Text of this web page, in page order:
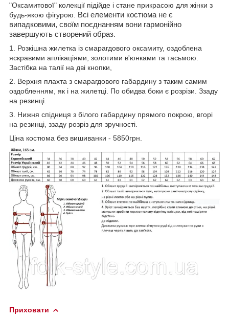
"Оксамитової" колекції підійде і стане прикрасою для жінки з
будь-якою фігурою.
Всі елементи костюма не є
випадковими, своїм поєднанням вони гармонійно
завершують створений образ.
1. Розкішна жилетка із смарагдового оксамиту, оздоблена
яскравими аплікаціями, золотими в'юнками та тасьмою.
Застібка на талії на дві кнопки,
2. Верхня плахта з смарагдового габардину з таким самим
оздобленням, як і на жилетці. По обидва боки є розрізи. Ззаду
на резинці.
3. Нижня спідниця з білого габардину прямого покрою, вгорі
на резинці, ззаду розріз для зручності.
Ціна костюма без вишиванки - 5850грн.
Приховати